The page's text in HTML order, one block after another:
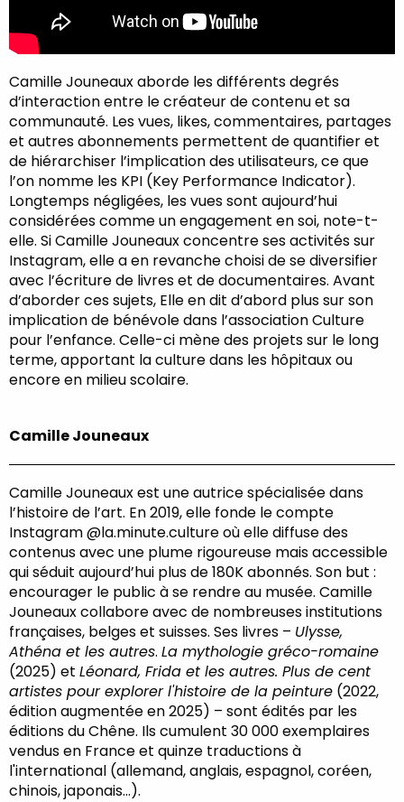
Camille Jouneaux aborde les différents degrés
d’interaction entre le créateur de contenu et sa
communauté. Les vues, likes, commentaires, partages
et autres abonnements permettent de quantifier et
de hiérarchiser l’implication des utilisateurs, ce que
l’on nomme les KPI (Key Performance Indicator).
Longtemps négligées, les vues sont aujourd’hui
considérées comme un engagement en soi, note-t-
elle. Si Camille Jouneaux concentre ses activités sur
Instagram, elle a en revanche choisi de se diversifier
avec l’écriture de livres et de documentaires. Avant
d’aborder ces sujets, Elle en dit d’abord plus sur son
implication de bénévole dans l’association Culture
pour l’enfance. Celle-ci mène des projets sur le long
terme, apportant la culture dans les hôpitaux ou
encore en milieu scolaire.
Camille Jouneaux
Camille Jouneaux est une autrice spécialisée dans
l’histoire de l’art. En 2019, elle fonde le compte
Instagram @la.minute.culture où elle diffuse des
contenus avec une plume rigoureuse mais accessible
qui séduit aujourd’hui plus de 180K abonnés. Son but :
encourager le public à se rendre au musée. Camille
Jouneaux collabore avec de nombreuses institutions
françaises, belges et suisses. Ses livres – Ulysse,
Athéna et les autres. La mythologie gréco-romaine
(2025) et Léonard, Frida et les autres. Plus de cent
artistes pour explorer l'histoire de la peinture (2022,
édition augmentée en 2025) – sont édités par les
éditions du Chêne. Ils cumulent 30 000 exemplaires
vendus en France et quinze traductions à
l'international (allemand, anglais, espagnol, coréen,
chinois, japonais...).